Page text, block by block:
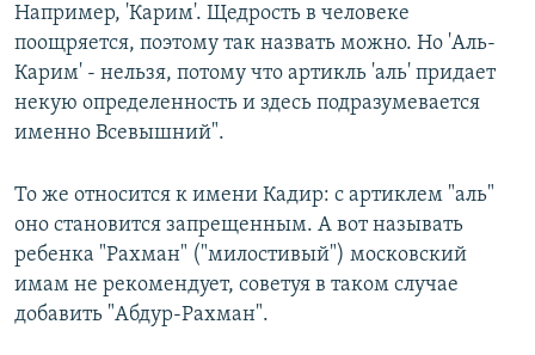
Например, 'Карим'. Щедрость в человеке
поощряется, поэтому так назвать можно. Но 'Аль-
Карим' - нельзя, потому что артикль 'аль' придает
некую определенность и здесь подразумевается
именно Всевышний".
То же относится к имени Кадир: с артиклем "аль"
оно становится запрещенным. А вот называть
ребенка "Рахман" ("милостивый") московский
имам не рекомендует, советуя в таком случае
добавить "Абдур-Рахман".